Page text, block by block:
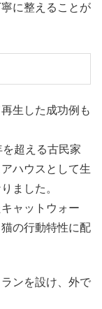
に整えることが
生した成功例も
超える古民家
ハウスとして生
ました。
ャットウォー
の行動特性に配
ンを設け、外で